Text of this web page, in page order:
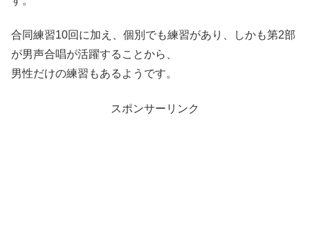
合同練習10回に加え、個別でも練習があり、しかも第2部
が男声合唱が活躍することから、
男性だけの練習もあるようです。
スポンサーリンク